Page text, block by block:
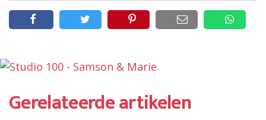
Gerelateerde artikelen